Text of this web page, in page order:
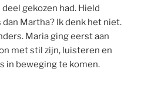
gekozen had. Hield
dan Martha? Ik denk het niet.
Maria ging eerst aan
met stil zijn, luisteren en
in beweging te komen.